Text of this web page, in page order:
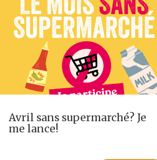
Avril sans supermarché? Je
me lance!